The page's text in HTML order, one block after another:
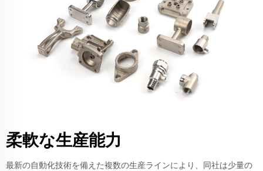
柔軟な生産能力
最新の自動化技術を備えた複数の生産ラインにより、同社は少量の